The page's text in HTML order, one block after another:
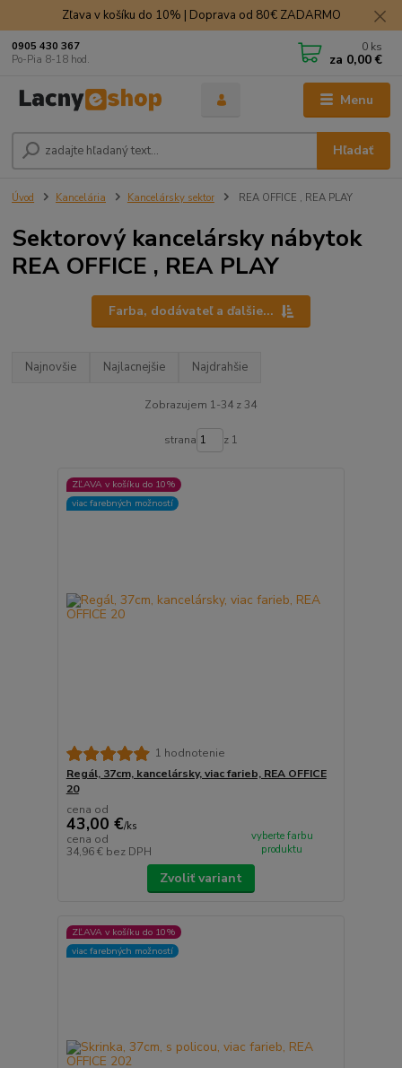
Zľava v košíku do 10% | Doprava od 80€ ZADARMO
Menu
Hľadať
0905 430 367
Po-Pia 8-18 hod.
0 ks
za 0,00 €
Úvod Kancelária Kancelársky sektor REA OFFICE , REA PLAY
Sektorový kancelársky nábytok
REA OFFICE , REA PLAY
Farba, dodávateľ a ďalšie...
Najnovšie Najlacnejšie Najdrahšie
Zobrazujem 1-34 z 34
strana z 1
ZĽAVA v košíku do 10%
viac farebných možností
1 hodnotenie
Regál, 37cm, kancelársky, viac farieb, REA OFFICE
20
cena od
43,00 €/ks
cena od
34,96 € bez DPH
vyberte farbu
produktu
Zvoliť variant
ZĽAVA v košíku do 10%
viac farebných možností